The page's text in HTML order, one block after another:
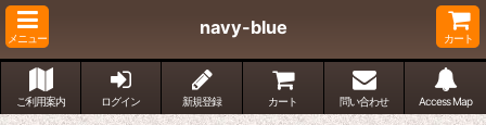
メニュー
navy-blue
カート
ご利用案内 ログイン 新規登録 カート 問い合わせ Access Map